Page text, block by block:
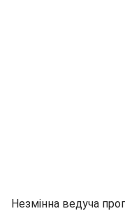
Незмінна ведуча